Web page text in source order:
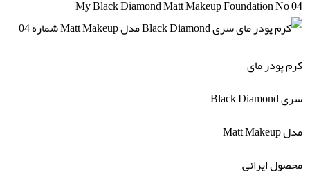
شماره
عدد
My Black Diamond Matt Makeup Foundation No 04
کرم پودر مای
سری Black Diamond
مدل Matt Makeup
محصول ایرانی